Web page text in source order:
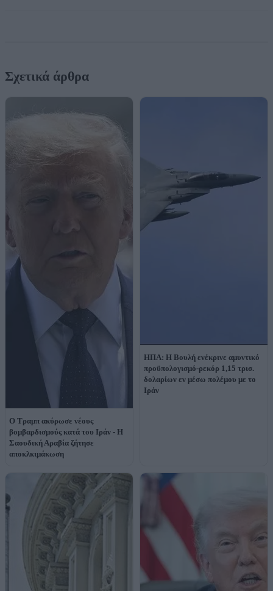
Σχετικά άρθρα
Ο Τραμπ ακύρωσε νέους
βομβαρδισμούς κατά του Ιράν - Η
Σαουδική Αραβία ζήτησε
αποκλκιμάκωση
ΗΠΑ: Η Βουλή ενέκρινε αμυντικό
προϋπολογισμό-ρεκόρ 1,15 τρισ.
δολαρίων εν μέσω πολέμου με το
Ιράν